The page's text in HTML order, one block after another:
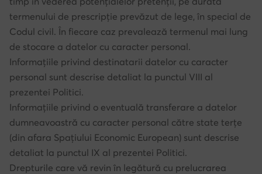
termenului de prescripție prevăzut de lege, în special de
Codul civil. În fiecare caz prevalează termenul mai lung
de stocare a datelor cu caracter personal.
Informațiile privind destinatarii datelor cu caracter
personal sunt descrise detaliat la punctul VIII al
prezentei Politici.
Informațiile privind o eventuală transferare a datelor
dumneavoastră cu caracter personal către state terțe
(din afara Spațiului Economic European) sunt descrise
detaliat la punctul IX al prezentei Politici.
Drepturile care vă revin în legătură cu prelucrarea